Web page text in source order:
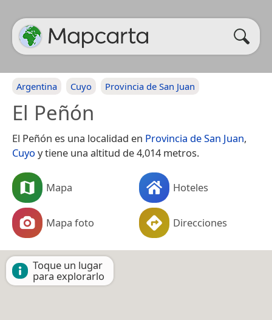
Argentina Cuyo Provincia de San Juan
El Peñón
El Peñón es una localidad en Provincia de San Juan,
Cuyo y tiene una altitud de 4,014 metros.
Mapa Hoteles
Mapa foto Direcciones
Toque un lugar
para explorarlo